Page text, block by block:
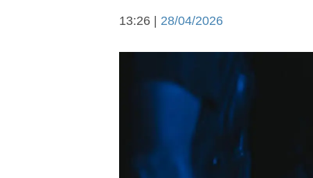
Arte y cultura
Economía y campo
13:26 | 28/04/2026